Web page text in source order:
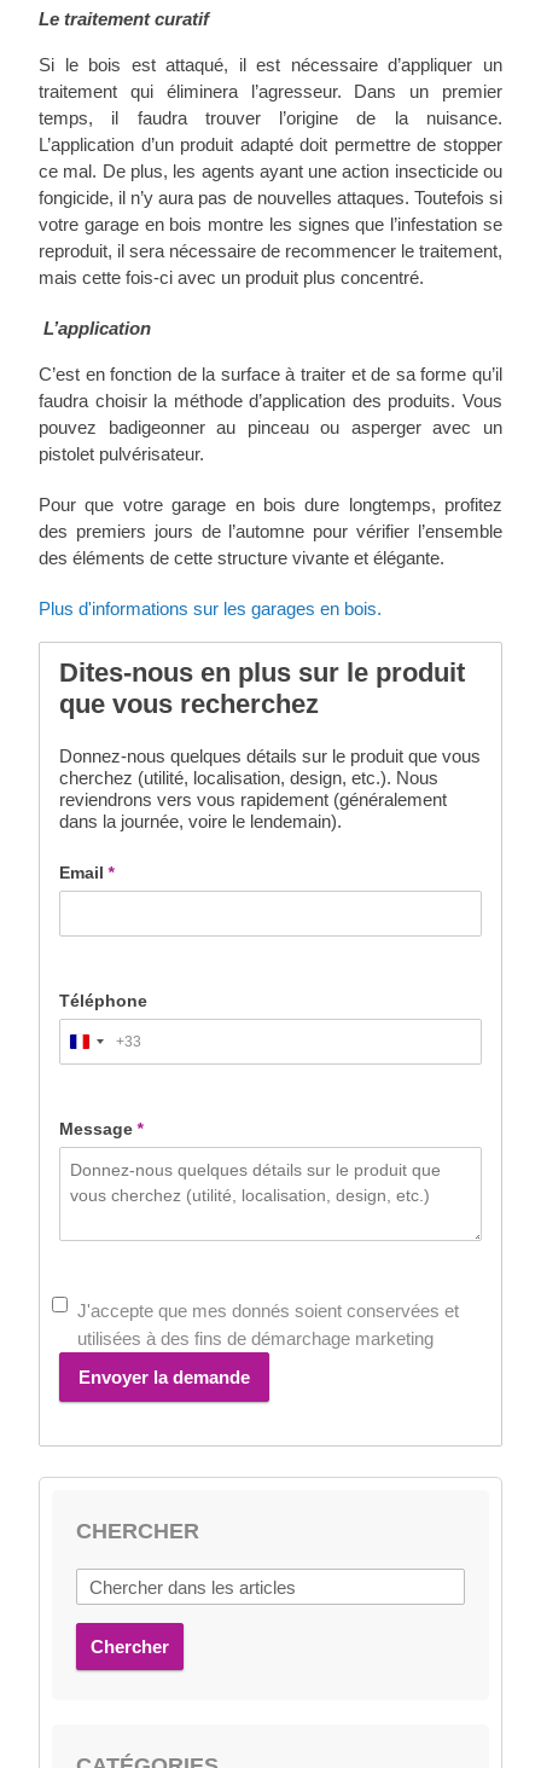
Le traitement curatif
Si le bois est attaqué, il est nécessaire d’appliquer un
traitement qui éliminera l’agresseur. Dans un premier
temps, il faudra trouver l’origine de la nuisance.
L’application d’un produit adapté doit permettre de stopper
ce mal. De plus, les agents ayant une action insecticide ou
fongicide, il n’y aura pas de nouvelles attaques. Toutefois si
votre garage en bois montre les signes que l’infestation se
reproduit, il sera nécessaire de recommencer le traitement,
mais cette fois-ci avec un produit plus concentré.
L’application
C’est en fonction de la surface à traiter et de sa forme qu’il
faudra choisir la méthode d’application des produits. Vous
pouvez badigeonner au pinceau ou asperger avec un
pistolet pulvérisateur.
Pour que votre garage en bois dure longtemps, profitez
des premiers jours de l’automne pour vérifier l’ensemble
des éléments de cette structure vivante et élégante.
Plus d'informations sur les garages en bois.
Dites-nous en plus sur le produit
que vous recherchez
Donnez-nous quelques détails sur le produit que vous
cherchez (utilité, localisation, design, etc.). Nous
reviendrons vers vous rapidement (généralement
dans la journée, voire le lendemain).
Email *
Téléphone
France
+33
+33
Message*
J'accepte que mes donnés soient conservées et
utilisées à des fins de démarchage marketing
Envoyer la demande
CHERCHER
Chercher